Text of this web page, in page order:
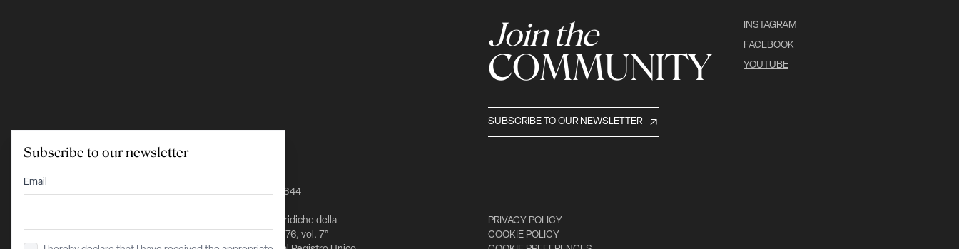
Join the
COMMUNITY
SUBSCRIBE TO OUR NEWSLETTER
INSTAGRAM
FACEBOOK
YOUTUBE
IBAN IT24K0348801601000000026644
Iscritta nel Registro delle Persone Giuridiche della
Prefettura di Milano al n. 1432 pag. 5976, vol. 7°
PRIVACY POLICY
COOKIE POLICY
Subscribe to our newsletter
Email